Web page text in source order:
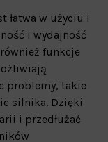
łatwa w użyciu i
i wydajność
funkcje
problemy, takie
silnika. Dzięki
i przedłużać